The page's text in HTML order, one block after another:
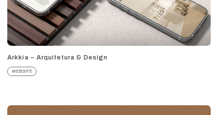
Arkkia – Arquitetura & Design
WEBSITE